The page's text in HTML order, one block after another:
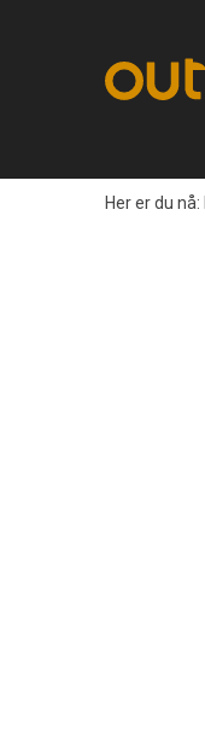
Her er du nå: